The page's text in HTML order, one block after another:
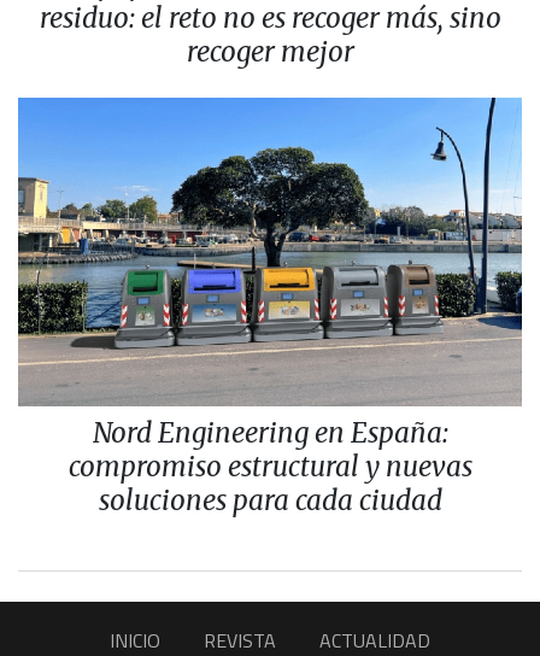
residuo: el reto no es recoger más, sino
recoger mejor
Nord Engineering en España:
compromiso estructural y nuevas
soluciones para cada ciudad
INICIO REVISTA
ACTUALIDAD